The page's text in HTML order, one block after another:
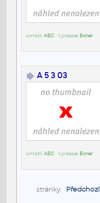
Umístil:AEC• Výrobce: Exner
A 5 3 03
Umístil:AEC• Výrobce: Exner
stránky: Předchozí